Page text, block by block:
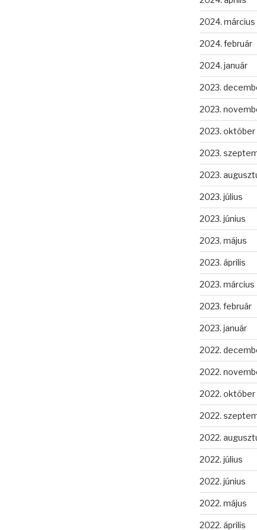
2024. március
2024. február
2024. január
2023.
2023.
2023. október
2023.
2023.
2023. július
2023. június
2023. május
2023. április
2023. március
2023. február
2023. január
2022.
2022.
2022. október
2022.
2022.
2022. július
2022. június
2022. május
2022. április